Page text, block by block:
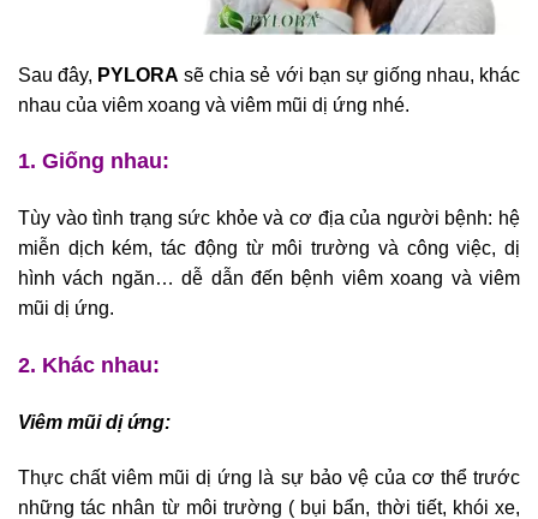
Sau đây, PYLORA sẽ chia sẻ với bạn sự giống nhau, khác
nhau của viêm xoang và viêm mũi dị ứng nhé.
1. Giống nhau:
Tùy vào tình trạng sức khỏe và cơ địa của người bệnh: hệ
miễn dịch kém, tác động từ môi trường và công việc, dị
hình vách ngăn… dễ dẫn đến bệnh viêm xoang và viêm
mũi dị ứng.
2. Khác nhau:
Viêm mũi dị ứng:
Thực chất viêm mũi dị ứng là sự bảo vệ của cơ thể trước
những tác nhân từ môi trường ( bụi bẩn, thời tiết, khói xe,